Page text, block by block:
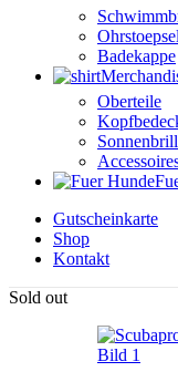
Ohrstoepsel
Badekappe
Oberteile
Gutscheinkarte
Shop
Kontakt
Sold out